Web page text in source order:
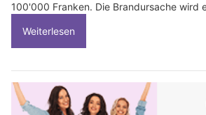
100'000 Franken. Die Brandursache wird
Weiterlesen